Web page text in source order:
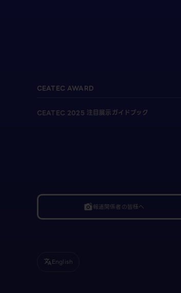
CEATEC AWARD
CEATEC 2025 注目展示ガイドブック
linked_camera報道関係者の皆様へ
translateEnglish